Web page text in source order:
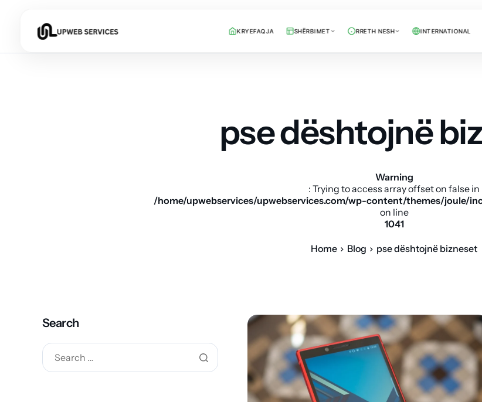
KRYEFAQJA SHËRBIMET RRETH NESH INTERNATIONAL
pse dështojnë
Warning
: Trying to access array offset on false in
/home/upwebservices/upwebservices.com/wp-content/themes/joule/
on line
1041
Home Blog pse dështojnë bizneset
Search